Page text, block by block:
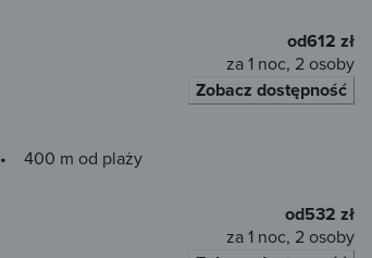
od612 zł
za 1 noc, 2 osoby
Zobacz dostępność
400 m od plaży
od532 zł
za 1 noc, 2 osoby